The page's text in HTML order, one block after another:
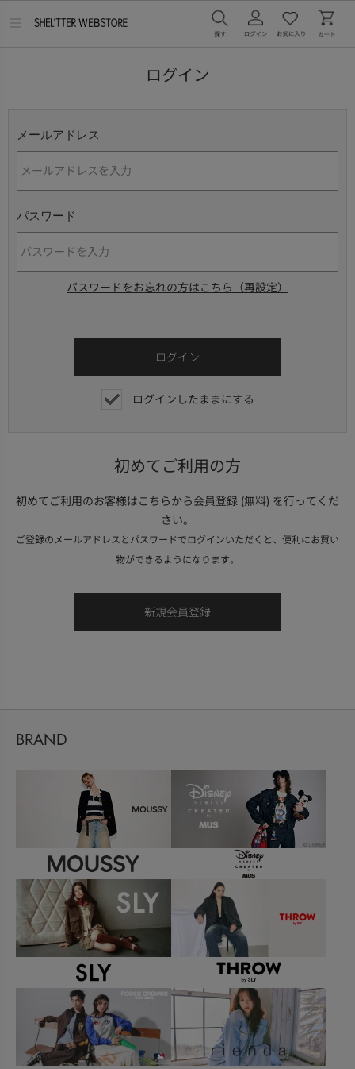
ログイン
メールアドレス
パスワード
パスワードをお忘れの方はこちら（再設定）
ログインしたままにする
初めてご利用の方
初めてご利用のお客様はこちらから会員登録 (無料) を行ってくだ
さい。
ご登録のメールアドレスとパスワードでログインいただくと、便利にお買い
物ができるようになります。
BRAND